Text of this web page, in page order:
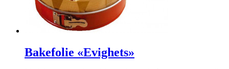
Bakefolie «Evighets»